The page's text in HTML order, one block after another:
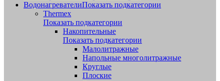
ВодонагревателиПоказать подкатегории
Thermex
Показать подкатегории
Накопительные
Показать подкатегории
Малолитражные
Напольные многолитражные
Круглые
Плоские